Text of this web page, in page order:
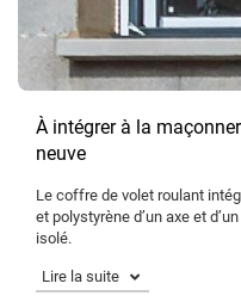
À intégrer à la
neuve
Le coffre de volet roulant
et polystyrène d’un axe et
isolé.